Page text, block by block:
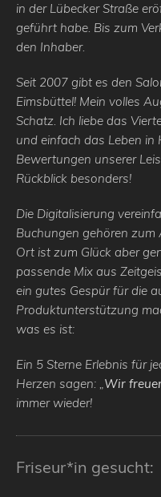
in der Lübecker Straße
geführt habe. Bis zum
den Inhaber.
Seit 2007 gibt es den
Eimsbüttel! Mein volles
Schatz. Ich liebe das
und einfach das Leben in
Bewertungen unserer
Rückblick besonders!
Die Digitalisierung
Buchungen gehören zum
Ort ist zum Glück aber
passende Mix aus
ein gutes Gespür für die
Produktunterstützung
was es ist:
Ein 5 Sterne Erlebnis für
Herzen sagen: „Wir
immer wieder!
Friseur*in gesucht: